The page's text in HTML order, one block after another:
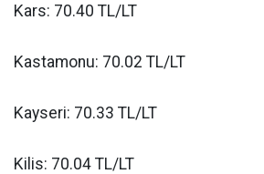
Kars: 70.40 TL/LT
Kastamonu: 70.02 TL/LT
Kayseri: 70.33 TL/LT
Kilis: 70.04 TL/LT